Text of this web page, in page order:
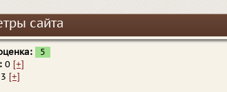
сайта
5
0 [+]
3 [+]